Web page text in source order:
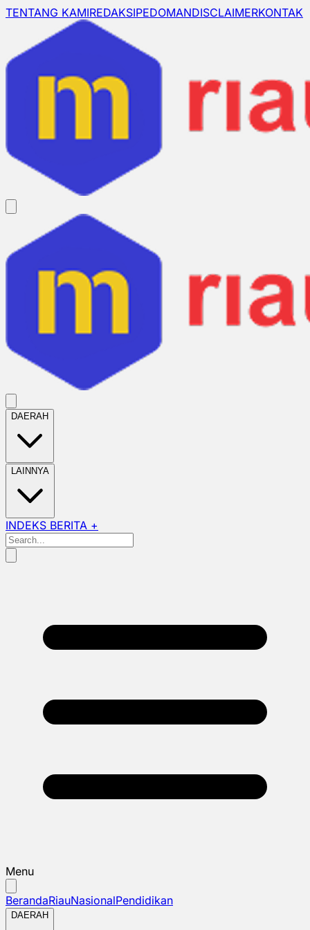
TENTANG KAMIREDAKSIPEDOMANDISCLAIMERKONTAK
DAERAH
LAINNYA
INDEKS BERITA +
Menu
BerandaRiauNasionalPendidikan
DAERAH